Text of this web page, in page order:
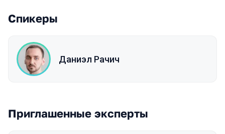
Спикеры
Даниэл Рачич
Приглашенные эксперты